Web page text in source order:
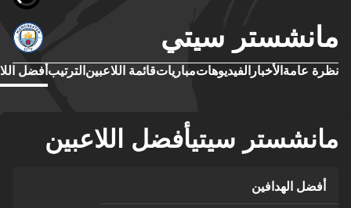
مانشستر سيتي
نظرة عامة الأخبار الفيديوهاتمبارياتقائمة اللاعبين الترتيب أفضل
مانشستر سيتيأفضل اللاعبين
أفضل الهدافين